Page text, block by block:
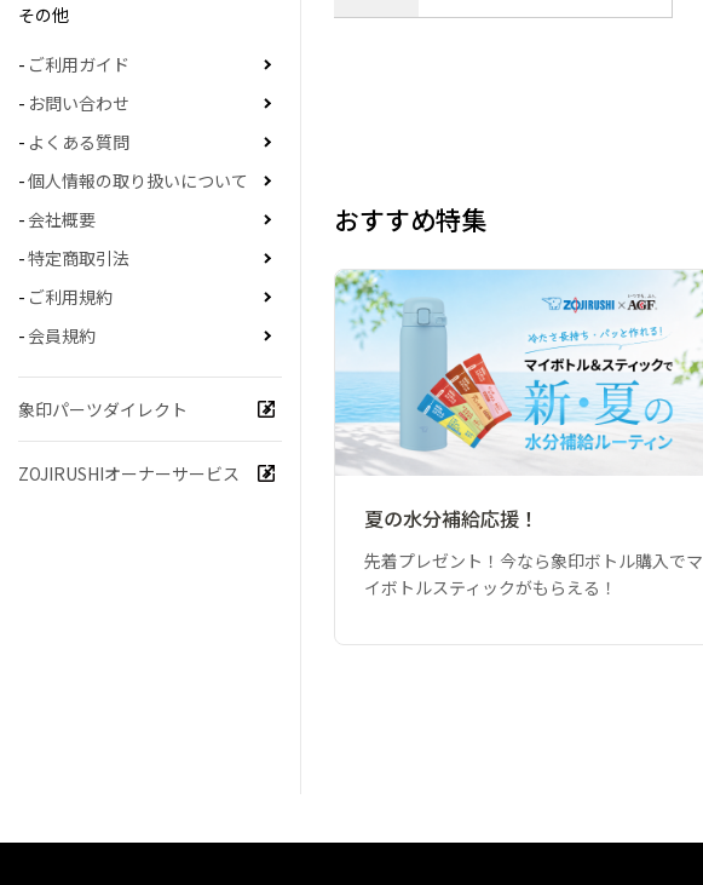
おすすめ特集
夏の水分補給応援！
先着プレゼント！今なら象印ボトル購入でマ
イボトルスティックがもらえる！
その他
ご利用ガイド
お問い合わせ
よくある質問
個人情報の取り扱いについて
会社概要
特定商取引法
ご利用規約
会員規約
象印パーツダイレクト
ZOJIRUSHIオーナーサービス